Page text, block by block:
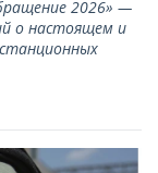
2026» —
о настоящем и